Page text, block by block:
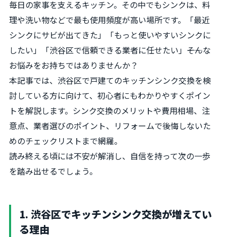
毎日の家事を支えるキッチン。その中でもシンクは、料
理や洗い物などで最も使用頻度が高い場所です。「最近
シンクにサビが出てきた」「もっと使いやすいシンクに
したい」「渋谷区で信頼できる業者に任せたい」――そんな
お悩みをお持ちではありませんか？
本記事では、渋谷区で戸建てのキッチンシンク交換を検
討している方に向けて、初心者にもわかりやすくポイン
トを解説します。シンク交換のメリットや費用相場、注
意点、業者選びのポイント、リフォームで後悔しないた
めのチェックリストまで網羅。
読み終える頃には不安が解消し、自信を持って次の一歩
を踏み出せるでしょう。
1. 渋谷区でキッチンシンク交換が増えてい
る理由